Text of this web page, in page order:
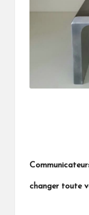
changer toute